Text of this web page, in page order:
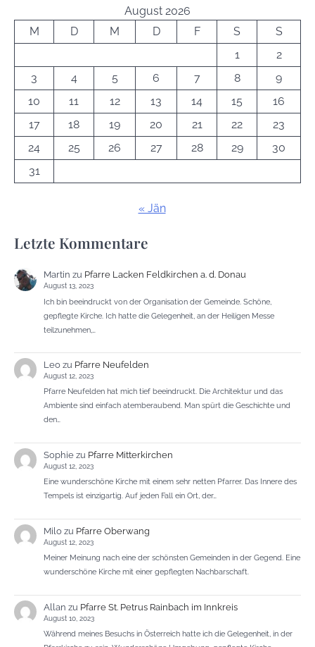
August 2026
M
D M D F S
S
1
2
3
4 5 6 7 8
9
10
11 12 13 14 15
16
17
18 19 20 21 22
23
24
25 26 27 28 29
30
31
« Jän
Letzte Kommentare
Martin zu Pfarre Lacken Feldkirchen a. d. Donau
August 13, 2023
Ich bin beeindruckt von der Organisation der Gemeinde. Schöne,
gepflegte Kirche. Ich hatte die Gelegenheit, an der Heiligen Messe
teilzunehmen,…
Leozu Pfarre Neufelden
August 12, 2023
Pfarre Neufelden hat mich tief beeindruckt. Die Architektur und das
Ambiente sind einfach atemberaubend. Man spürt die Geschichte und
den…
Sophiezu Pfarre Mitterkirchen
August 12, 2023
Eine wunderschöne Kirche mit einem sehr netten Pfarrer. Das Innere des
Tempels ist einzigartig. Auf jeden Fall ein Ort, der…
Milozu Pfarre Oberwang
August 12, 2023
Meiner Meinung nach eine der schönsten Gemeinden in der Gegend. Eine
wunderschöne Kirche mit einer gepflegten Nachbarschaft.
Allan zu Pfarre St. Petrus Rainbach im Innkreis
August 10, 2023
Während meines Besuchs in Österreich hatte ich die Gelegenheit, in der